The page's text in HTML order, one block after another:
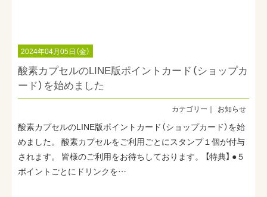
2024年04月05日（金）
酸素カプセルのLINE版ポイントカード（ショップカ
ード）を始めました
お知らせ
酸素カプセルのLINE版ポイントカード（ショップカード）を始
めました。 酸素カプセルをご利用ごとにスタンプ１個が付与
されます。 皆様のご利用をお待ちしております。 【特典】 ●５
ポイントごとにドリンクを…